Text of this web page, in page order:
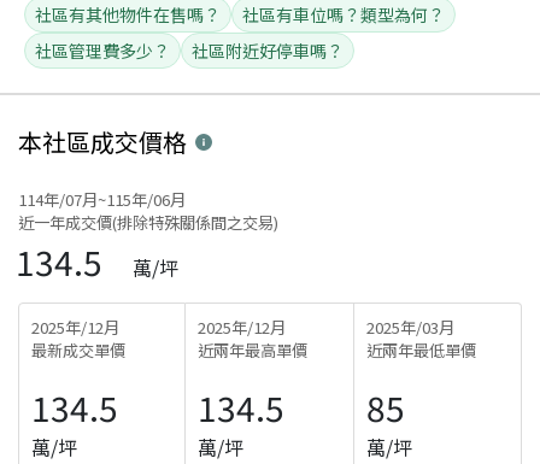
社區有其他物件在售嗎？
社區有車位嗎？類型為何？
社區管理費多少？
社區附近好停車嗎？
本社區成交價格
114年/07月~115年/06月
近一年成交價(排除特殊關係間之交易)
134.5 萬/坪
2025年/12月
最新成交單價
134.5
萬/坪
2025年/12月
近兩年最高單價
134.5
萬/坪
2025年/03月
近兩年最低單價
85
萬/坪